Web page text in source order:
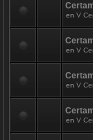
en V
en V
en V
en V